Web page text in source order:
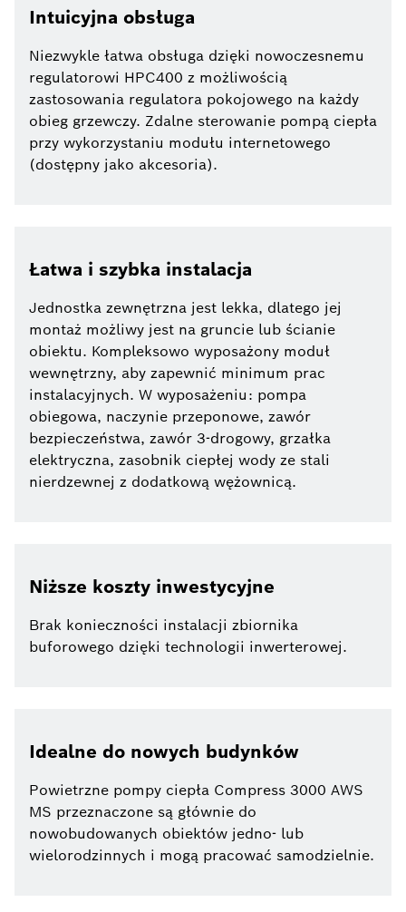
Intuicyjna obsługa
Niezwykle łatwa obsługa dzięki nowoczesnemu
regulatorowi HPC400 z możliwością
zastosowania regulatora pokojowego na każdy
obieg grzewczy. Zdalne sterowanie pompą ciepła
przy wykorzystaniu modułu internetowego
(dostępny jako akcesoria).
Łatwa i szybka instalacja
Jednostka zewnętrzna jest lekka, dlatego jej
montaż możliwy jest na gruncie lub ścianie
obiektu. Kompleksowo wyposażony moduł
wewnętrzny, aby zapewnić minimum prac
instalacyjnych. W wyposażeniu: pompa
obiegowa, naczynie przeponowe, zawór
bezpieczeństwa, zawór 3-drogowy, grzałka
elektryczna, zasobnik ciepłej wody ze stali
nierdzewnej z dodatkową wężownicą.
Niższe koszty inwestycyjne
Brak konieczności instalacji zbiornika
buforowego dzięki technologii inwerterowej.
Idealne do nowych budynków
Powietrzne pompy ciepła Compress 3000 AWS
MS przeznaczone są głównie do
nowobudowanych obiektów jedno- lub
wielorodzinnych i mogą pracować samodzielnie.